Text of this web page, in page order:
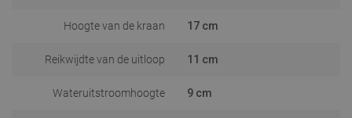
Hoogte van de kraan 17 cm
Reikwijdte van de uitloop 11 cm
Wateruitstroomhoogte 9 cm